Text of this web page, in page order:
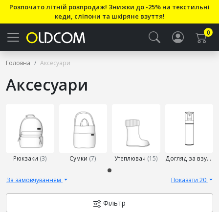
Розпочато літній розпродаж! Знижки до -25% на текстильні
кеди, сліпони та шкіряне взуття!
0
Головна Аксесуари
Аксесуари
підкатегорію
Рюкзаки (3) Сумки (7) Утеплювач (15) Догляд за взуттям
За замовчуванням Показати 20
Фільтр